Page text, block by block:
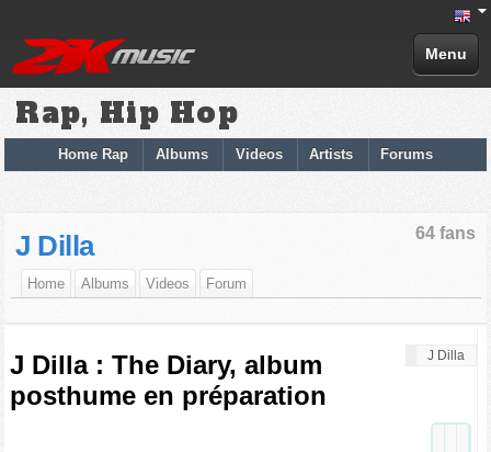
Menu
Rap, Hip Hop
Home Rap Albums Videos Artists Forums
64 fans
J Dilla
Home Albums Videos Forum
J Dilla
J Dilla : The Diary, album
posthume en préparation